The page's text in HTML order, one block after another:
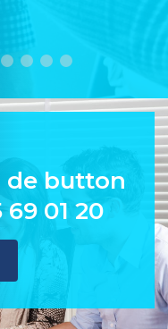
de button
01 20